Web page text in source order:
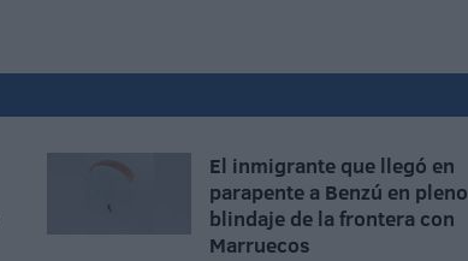
El inmigrante que llegó en
parapente a Benzú en pleno
blindaje de la frontera con
Marruecos